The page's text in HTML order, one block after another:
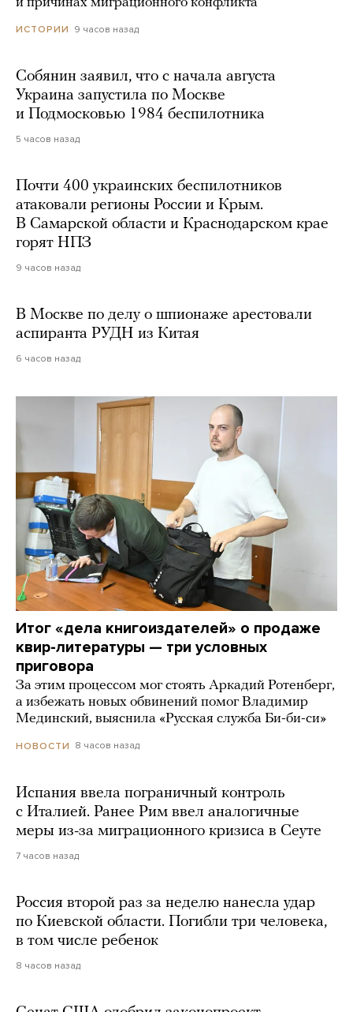
и причинах миграционного конфликта
ИСТОРИИ 9 часов назад
Собянин заявил, что с начала августа
Украина запустила по Москве
и Подмосковью 1984 беспилотника
5 часов назад
Почти 400 украинских беспилотников
атаковали регионы России и Крым.
В Самарской области и Краснодарском крае
горят НПЗ
9 часов назад
В Москве по делу о шпионаже арестовали
аспиранта РУДН из Китая
6 часов назад
Итог «дела книгоиздателей» о продаже
квир-литературы — три условных
приговора
За этим процессом мог стоять Аркадий Ротенберг,
а избежать новых обвинений помог Владимир
Мединский, выяснила «Русская служба Би-би-си»
НОВОСТИ 8 часов назад
Испания ввела пограничный контроль
с Италией. Ранее Рим ввел аналогичные
меры из-за миграционного кризиса в Сеуте
7 часов назад
Россия второй раз за неделю нанесла удар
по Киевской области. Погибли три человека,
в том числе ребенок
8 часов назад